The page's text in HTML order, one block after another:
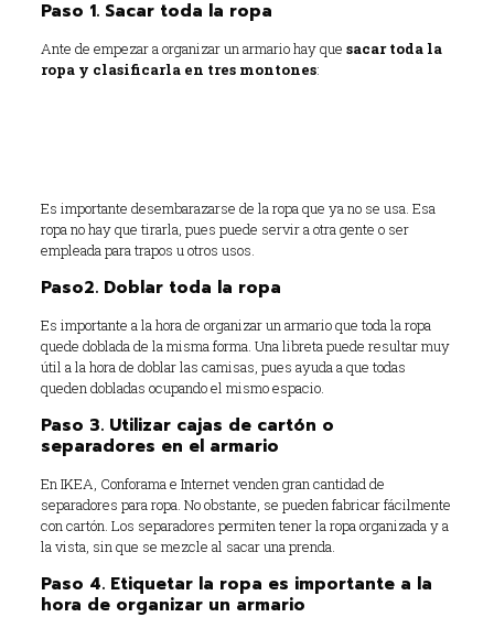
Paso 1. Sacar toda la ropa
Ante de empezar a organizar un armario hay que sacar toda la
ropa y clasificarla en tres montones:
Es importante desembarazarse de la ropa que ya no se usa. Esa
ropa no hay que tirarla, pues puede servir a otra gente o ser
empleada para trapos u otros usos.
Paso2. Doblar toda la ropa
Es importante a la hora de organizar un armario que toda la ropa
quede doblada de la misma forma. Una libreta puede resultar muy
útil a la hora de doblar las camisas, pues ayuda a que todas
queden dobladas ocupando el mismo espacio.
Paso 3. Utilizar cajas de cartón o
separadores en el armario
En IKEA, Conforama e Internet venden gran cantidad de
separadores para ropa. No obstante, se pueden fabricar fácilmente
con cartón. Los separadores permiten tener la ropa organizada y a
la vista, sin que se mezcle al sacar una prenda.
Paso 4. Etiquetar la ropa es importante a la
hora de organizar un armario